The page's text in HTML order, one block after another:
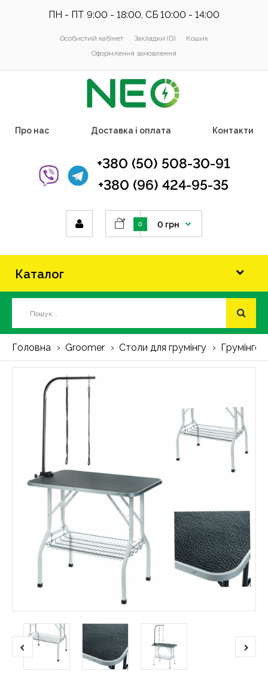
ПН - ПТ 9:00 - 18:00, СБ 10:00 - 14:00
Особистий кабінет Закладки (0)
Кошик
Оформлення замовлення
Про нас Доставка і оплата Контакти
+380 (50) 508-30-91
+380 (96) 424-95-35
0 0 грн
Каталог
Головна Groomer Столи для грумінгу